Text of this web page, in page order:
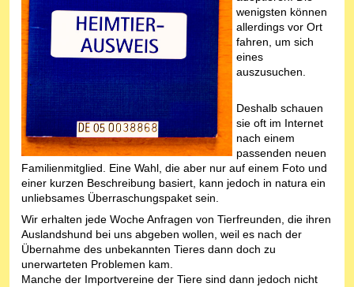
wenigsten können
allerdings vor Ort
fahren, um sich
eines
auszusuchen.
Deshalb schauen
sie oft im Internet
nach einem
passenden neuen
Familienmitglied. Eine Wahl, die aber nur auf einem Foto und
einer kurzen Beschreibung basiert, kann jedoch in natura ein
unliebsames Überraschungspaket sein.
Wir erhalten jede Woche Anfragen von Tierfreunden, die ihren
Auslandshund bei uns abgeben wollen, weil es nach der
Übernahme des unbekannten Tieres dann doch zu
unerwarteten Problemen kam.
Manche der Importvereine der Tiere sind dann jedoch nicht